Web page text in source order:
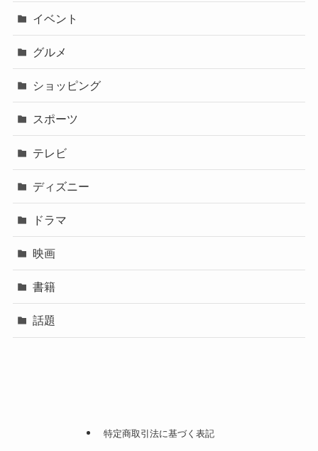
イベント
グルメ
ショッピング
スポーツ
テレビ
ディズニー
ドラマ
映画
書籍
話題
特定商取引法に基づく表記